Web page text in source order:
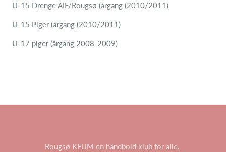
U-15 Drenge AIF/Rougsø (årgang (2010/2011)
U-15 Piger (årgang (2010/2011)
U-17 piger (årgang 2008-2009)
Rougsø KFUM en håndbold klub for alle.